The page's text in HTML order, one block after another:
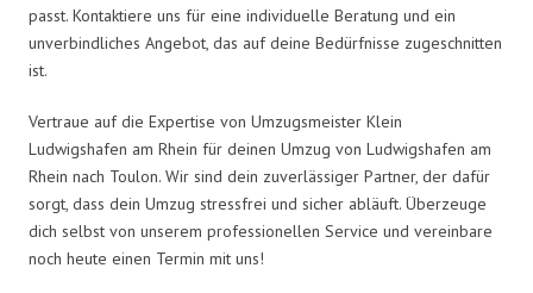
passt. Kontaktiere uns für eine individuelle Beratung und ein
unverbindliches Angebot, das auf deine Bedürfnisse zugeschnitten
ist.
Vertraue auf die Expertise von Umzugsmeister Klein
Ludwigshafen am Rhein für deinen Umzug von Ludwigshafen am
Rhein nach Toulon. Wir sind dein zuverlässiger Partner, der dafür
sorgt, dass dein Umzug stressfrei und sicher abläuft. Überzeuge
dich selbst von unserem professionellen Service und vereinbare
noch heute einen Termin mit uns!